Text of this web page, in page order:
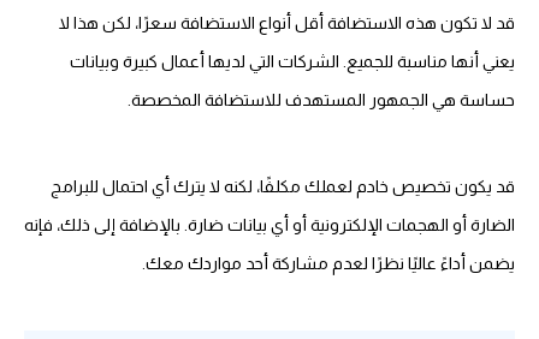
قد لا تكون هذه الاستضافة أقل أنواع الاستضافة سعرًا، لكن هذا لا
يعني أنها مناسبة للجميع. الشركات التي لديها أعمال كبيرة وبيانات
حساسة هي الجمهور المستهدف للاستضافة المخصصة.
قد يكون تخصيص خادم لعملك مكلفًا، لكنه لا يترك أي احتمال للبرامج
الضارة أو الهجمات الإلكترونية أو أي بيانات ضارة. بالإضافة إلى ذلك، فإنه
يضمن أداءً عاليًا نظرًا لعدم مشاركة أحد مواردك معك.